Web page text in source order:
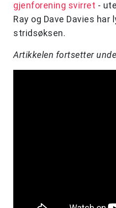
gjenforening svirret -
Ray og Dave Davies har
stridsøksen.
Artikkelen fortsetter